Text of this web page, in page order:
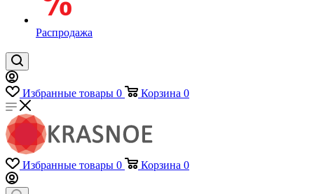
Распродажа
Избранные товары 0 Корзина 0
Избранные товары 0 Корзина 0